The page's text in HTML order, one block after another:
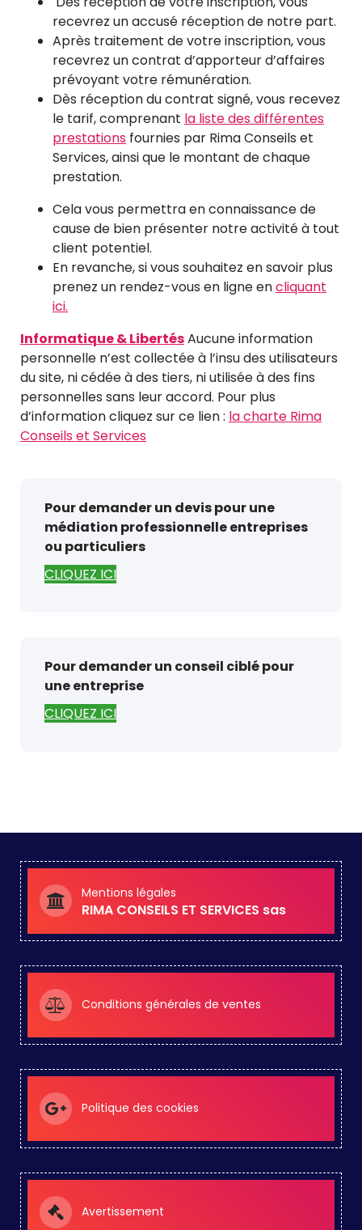
recevrez un accusé réception de notre part.
Après traitement de votre inscription, vous
recevrez un contrat d’apporteur d’affaires
prévoyant votre rémunération.
Dès réception du contrat signé, vous recevez
le tarif, comprenant la liste des différentes
prestations fournies par Rima Conseils et
Services, ainsi que le montant de chaque
prestation.
Cela vous permettra en connaissance de
cause de bien présenter notre activité à tout
client potentiel.
En revanche, si vous souhaitez en savoir plus
prenez un rendez-vous en ligne encliquant
ici.
Informatique & LibertésAucune information
personnelle n’est collectée à l’insu des utilisateurs
du site, ni cédée à des tiers, ni utilisée à des fins
personnelles sans leur accord. Pour plus
d’information cliquez sur ce lien : la charte Rima
Conseils et Services
Pour demander un devis pour une
médiation professionnelle entreprises
ou particuliers
CLIQUEZ ICI
Pour demander un conseil ciblé pour
une entreprise
CLIQUEZ ICI
Mentions légales
RIMA CONSEILS ET SERVICES sas
Conditions générales de ventes
Politique des cookies
Avertissement